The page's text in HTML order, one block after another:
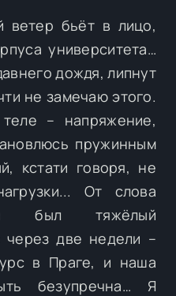
ветер бьёт в лицо,
университета…
дождя, липнут
не замечаю этого.
– напряжение,
пружинным
кстати говоря, не
От слова
был тяжёлый
через две недели –
в Праге, и наша
безупречна… Я